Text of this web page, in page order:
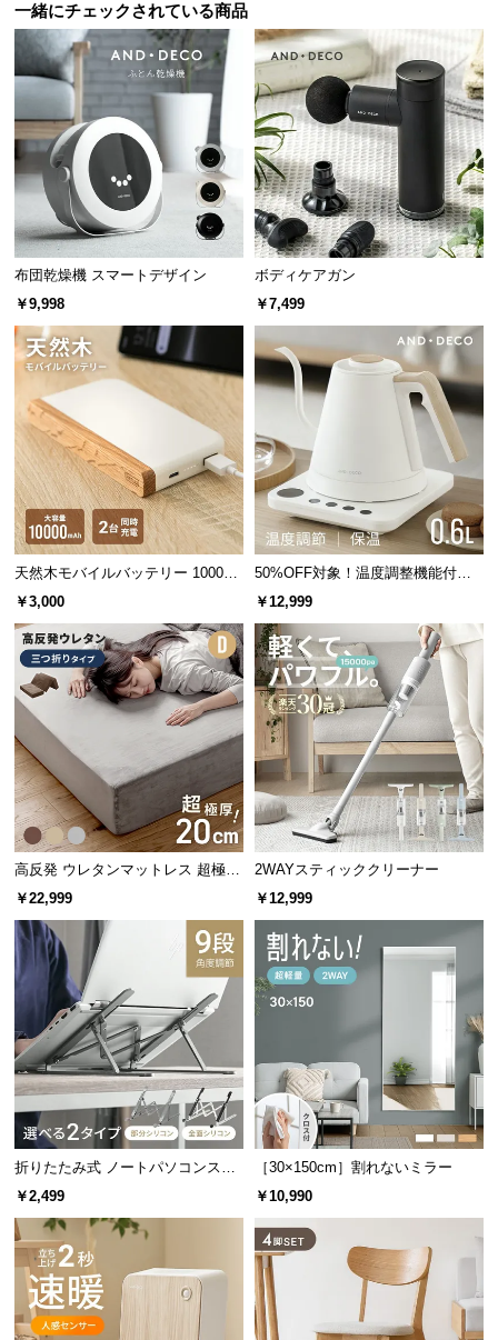
て
大
商
品
の
配
送
に
つ
い
中
型
品
の
配
送
に
つ
い
て
小
商
品
の
配
送
に
て
梱
設
置
サ
ー
ビ
ス
に
つ
い
て
搬
除去する細菌 除菌率
黄色ブドウ球菌 約99.9%
すべての細菌に対して除菌効果を保証するもので
はありません。
最も除菌力が高い波長のUVCライト
紫外線ライトの種類は、紫外線の中で最も除菌力が
高いとされる260nm近くの波長をもつUVCライトを
採用しました。
香りづけできるアロマ併用モード
除菌と同時に香りづけできるアロマ+UVCモードを搭
載。ホールにアロマを垂らしてお好みの香りをお楽
しみ下さい。
アロマオイルは付属しておりません。ご使用の際
は別途ご用意ください。
一緒にチェックされている商品
布団乾燥機 スマートデザイン
￥9,998
ボディケアガン
￥7,499
天然木モバイルバッテリー 10000m
Ah USB-C/USB-A 2台同時充電対応
￥3,000
50%OFF対象！温度調整機能付き
電気ケトル
￥12,999
高反発 ウレタンマットレス 超極厚
20cm 三つ折りタイプ [D]
￥22,999
2WAYスティッククリーナー
￥12,999
折りたたみ式 ノートパソコンスタ
ンド
￥2,499
［30×150cm］割れないミラー
￥10,990